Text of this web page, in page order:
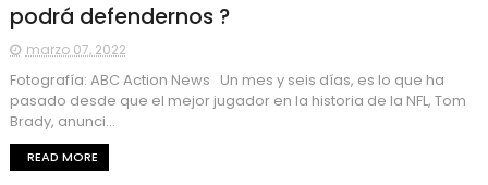
podrá defendernos ?
marzo 07, 2022
Fotografía: ABC Action News Un mes y seis días, es lo que ha
pasado desde que el mejor jugador en la historia de la NFL, Tom
Brady, anunci...
READ MORE